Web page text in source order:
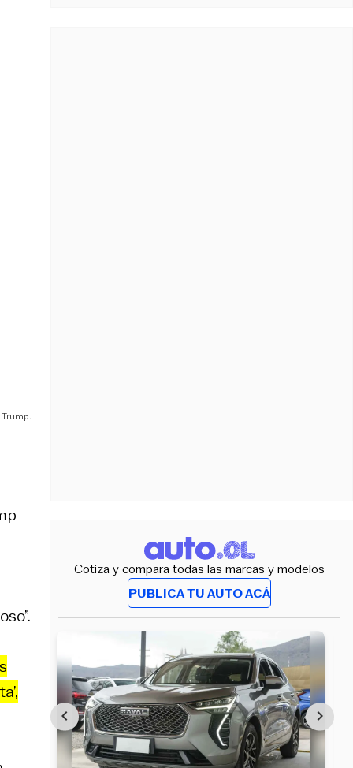
Cotiza y compara todas las marcas y modelos
PUBLICA TU AUTO ACÁ